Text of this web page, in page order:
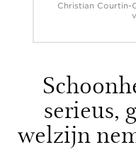
Christian Courtin-
serieus,
welzijn